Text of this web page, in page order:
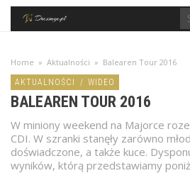
Home » Aktualności » Balearen Tour 2016
AKTUALNOŚCI / WIDEO
BALEAREN TOUR 2016
W miniony weekend na Majorce
CDI. W szranki stanęły zarówno
doświadczone, a także kuce.
wyników, którą przedstawiamy